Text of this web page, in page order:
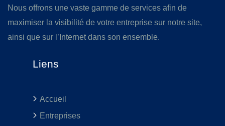
Nous offrons une vaste gamme de services afin de
maximiser la visibilité de votre entreprise sur notre site,
ainsi que sur l’Internet dans son ensemble.
Liens
Accueil
Entreprises